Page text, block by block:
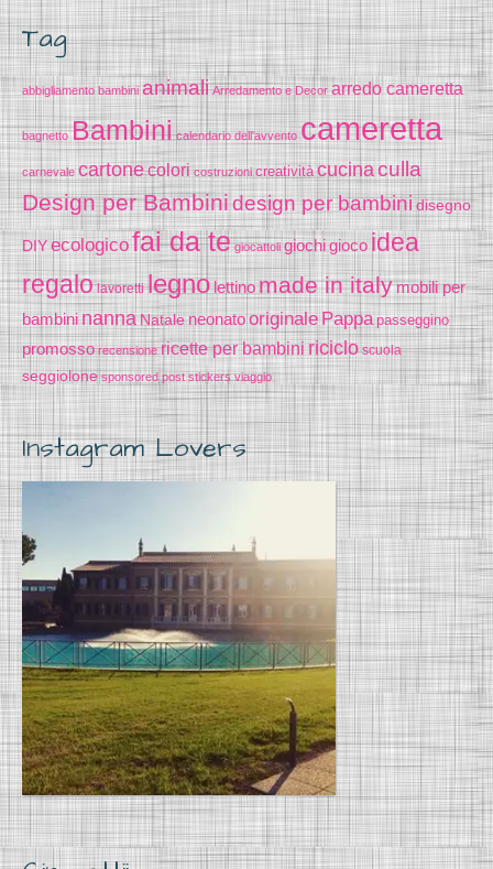
Tag
abbigliamento bambini animali Arredamento e Decor arredo cameretta
bagnetto Bambini calendario dell'avvento cameretta
carnevale cartonecolori costruzioni creatività cucinaculla
Design per Bambinidesign per bambinidisegno
DIYecologicofai da te giocattoli giochigioco idea
regalo lavoretti legno lettinomade in italymobili per
bambininannaNataleneonatooriginale Pappa passeggino
promosso recensione ricette per bambini riciclo scuola
seggiolone sponsored post stickers viaggio
Instagram Lovers